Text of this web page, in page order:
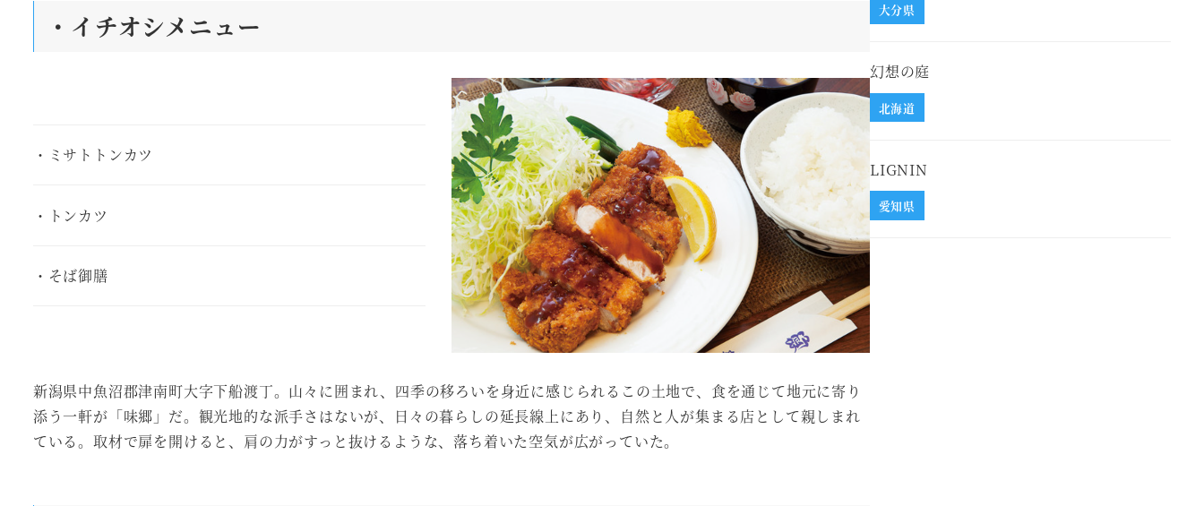
・ イチオシメニュー
・ミサトトンカツ
・トンカツ
・そば御膳
新潟県中魚沼郡津南町大字下船渡丁。山々に囲まれ、四季の移ろいを身近に感じられるこの土地で、食を通じて地元に寄り
添う一軒が「味郷」だ。観光地的な派手さはないが、日々の暮らしの延長線上にあり、自然と人が集まる店として親しまれ
ている。取材で扉を開けると、肩の力がすっと抜けるような、落ち着いた空気が広がっていた。
大分県
幻想の庭
北海道
LIGNIN
愛知県